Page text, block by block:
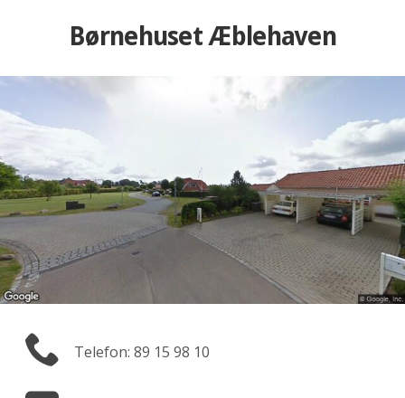
Børnehuset Æblehaven
Telefon: 89 15 98 10